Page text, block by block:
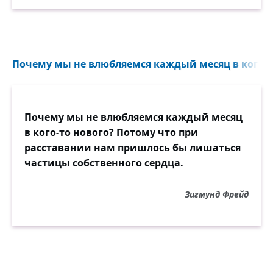
Вела, как мать.
И весело переходили
Почему мы не влюбляемся каждый месяц в кого-
Почему мы не влюбляемся каждый месяц
в кого-то нового? Потому что при
расставании нам пришлось бы лишаться
частицы собственного сердца.
Зигмунд Фрейд